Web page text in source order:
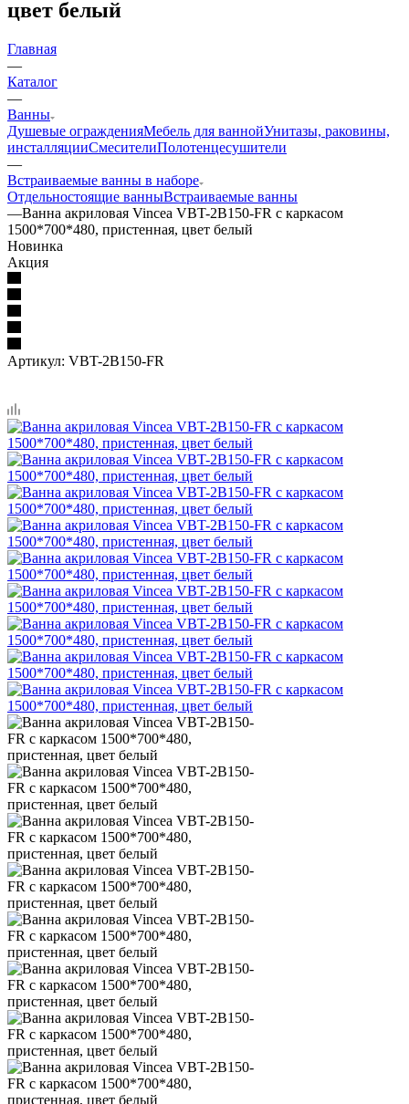
цвет белый
Главная
—
Каталог
—
Ванны
Душевые огражденияМебель для ваннойУнитазы, раковины,
инсталляцииСмесителиПолотенцесушители
—
Встраиваемые ванны в наборе
Отдельностоящие ванныВстраиваемые ванны
—Ванна акриловая Vincea VBT-2B150-FR с каркасом
1500*700*480, пристенная, цвет белый
Новинка
Акция
Артикул: VBT-2B150-FR